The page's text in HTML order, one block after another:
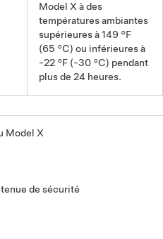
Model X à des
températures ambiantes
supérieures à149 °F
(65 °C) ou inférieures à
-22 °F (-30 °C) pendant
plus de 24 heures.
Model X
de sécurité